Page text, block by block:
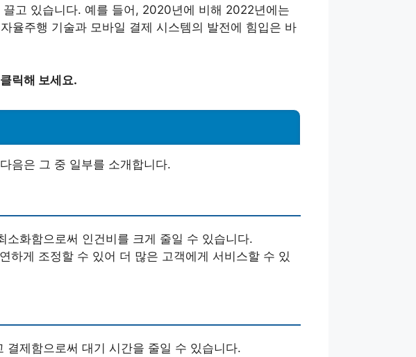
고 있습니다. 예를 들어, 2020년에 비해 2022년에는
율주행 기술과 모바일 결제 시스템의 발전에 힘입은 바
릭해 보세요.
음은 그 중 일부를 소개합니다.
소화함으로써 인건비를 크게 줄일 수 있습니다.
하게 조정할 수 있어 더 많은 고객에게 서비스할 수 있
결제함으로써 대기 시간을 줄일 수 있습니다.